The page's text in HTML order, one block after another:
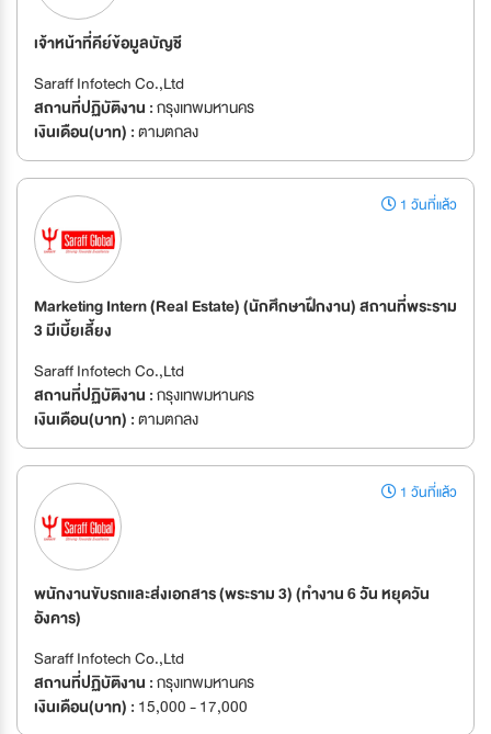
เจ้าหน้าที่คีย์ข้อมูลบัญชี
Saraff Infotech Co.,Ltd
สถานที่ปฏิบัติงาน :กรุงเทพมหานคร
เงินเดือน(บาท) :ตามตกลง
1 วันที่แล้ว
Marketing Intern (Real Estate) (นักศึกษาฝึกงาน) สถานที่พระราม
3 มีเบี้ยเลี้ยง
Saraff Infotech Co.,Ltd
สถานที่ปฏิบัติงาน :กรุงเทพมหานคร
เงินเดือน(บาท) :ตามตกลง
1 วันที่แล้ว
พนักงานขับรถและส่งเอกสาร (พระราม 3) (ทำงาน 6 วััน หยุดวัน
อังคาร)
Saraff Infotech Co.,Ltd
สถานที่ปฏิบัติงาน :กรุงเทพมหานคร
เงินเดือน(บาท) : 15,000 - 17,000